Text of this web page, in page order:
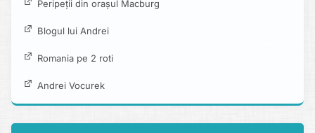
Peripeții din orașul Macburg
Blogul lui Andrei
Romania pe 2 roti
Andrei Vocurek